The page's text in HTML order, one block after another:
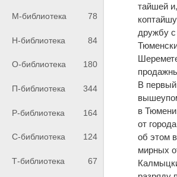
М-библиотека 78
Н-библиотека 84
О-библиотека 180
П-библиотека 344
Р-библиотека 164
С-библиотека 124
Т-библиотека 67
тайшей
дружбу
В
в
от
об этом
мирных